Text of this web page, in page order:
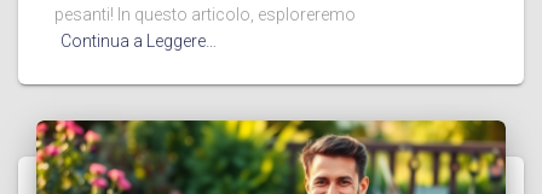
pesanti! In questo articolo, esploreremo
Continua a Leggere…